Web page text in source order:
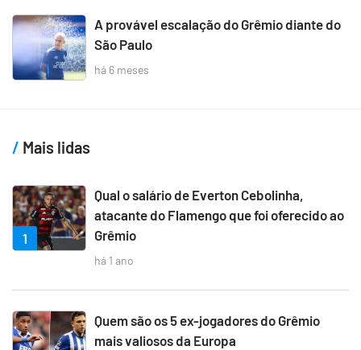
A provável escalação do Grêmio diante do
São Paulo
há 6 meses
Mais lidas
1
Qual o salário de Everton Cebolinha,
atacante do Flamengo que foi oferecido ao
Grêmio
há 1 ano
Quem são os 5 ex-jogadores do Grêmio
mais valiosos da Europa